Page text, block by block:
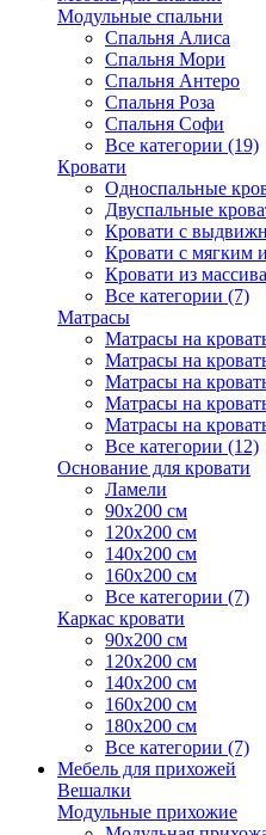
Модульные спальни
Спальня Алиса
Спальня Мори
Спальня Антеро
Спальня Роза
Спальня Софи
Все категории (19)
Кровати
Односпальные
Двуспальные
Кровати с
Кровати с мягким
Кровати из массива
Все категории (7)
Матрасы
Матрасы на
Матрасы на
Матрасы на
Матрасы на
Матрасы на
Все категории (12)
Основание для кровати
Ламели
90х200 см
120х200 см
140х200 см
160х200 см
Все категории (7)
Каркас кровати
90х200 см
120х200 см
140х200 см
160х200 см
180х200 см
Все категории (7)
Мебель для прихожей
Вешалки
Модульные прихожие